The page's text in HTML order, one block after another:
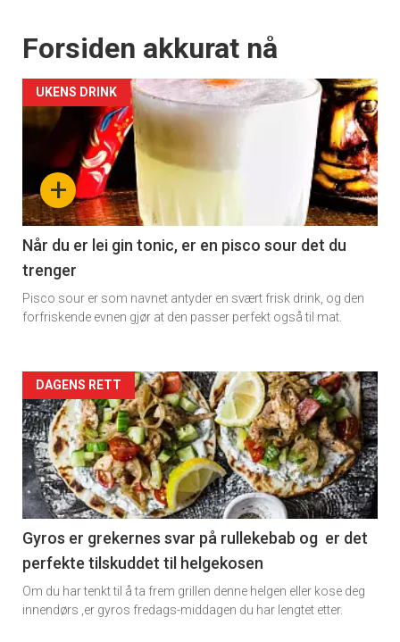
Forsiden akkurat nå
+
UKENS DRINK
Når du er lei gin tonic, er en pisco sour det du
trenger
Pisco sour er som navnet antyder en svært frisk drink, og den
forfriskende evnen gjør at den passer perfekt også til mat.
Forsiden
akkurat
nå
-
2
DAGENS RETT
Gyros er grekernes svar på rullekebab og er det
perfekte tilskuddet til helgekosen
Om du har tenkt til å ta frem grillen denne helgen eller kose deg
innendørs ,er gyros fredags-middagen du har lengtet etter.